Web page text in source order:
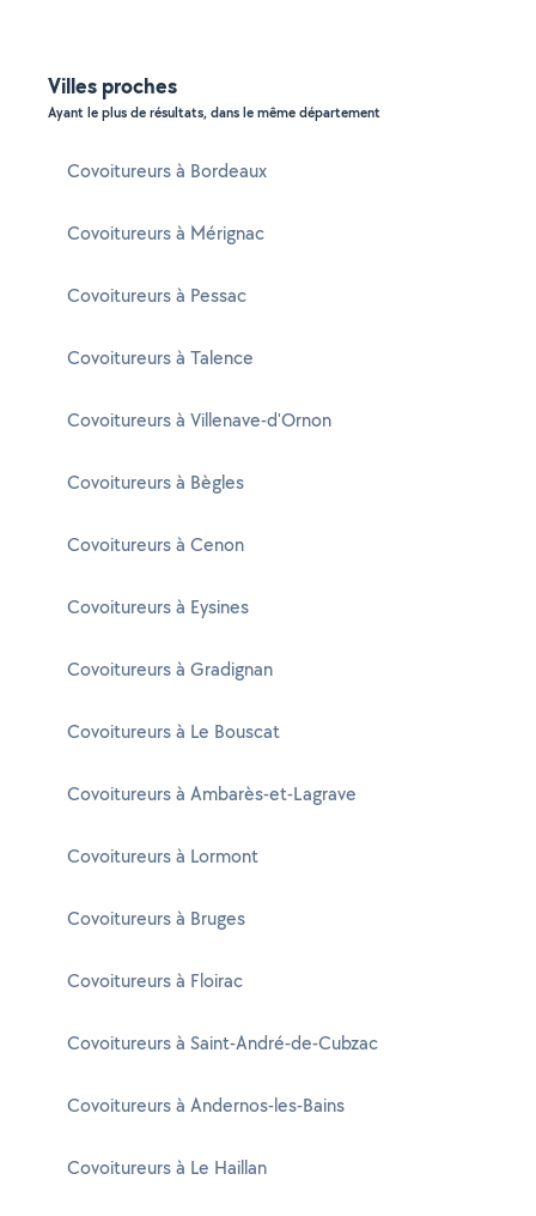
Villes proches
Ayant le plus de résultats, dans le même département
Covoitureurs à Bordeaux
Covoitureurs à Mérignac
Covoitureurs à Pessac
Covoitureurs à Talence
Covoitureurs à Villenave-d'Ornon
Covoitureurs à Bègles
Covoitureurs à Cenon
Covoitureurs à Eysines
Covoitureurs à Gradignan
Covoitureurs à Le Bouscat
Covoitureurs à Ambarès-et-Lagrave
Covoitureurs à Lormont
Covoitureurs à Bruges
Covoitureurs à Floirac
Covoitureurs à Saint-André-de-Cubzac
Covoitureurs à Andernos-les-Bains
Covoitureurs à Le Haillan